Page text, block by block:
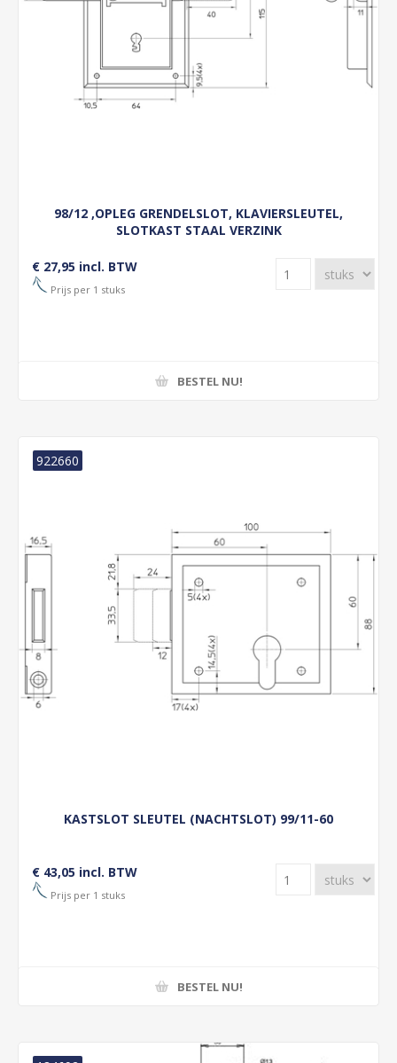
98/12 ,OPLEG GRENDELSLOT, KLAVIERSLEUTEL,
SLOTKAST STAAL VERZINK
€ 27,95 incl. BTW
Prijs per 1 stuks
BESTEL NU!
KASTSLOT SLEUTEL (NACHTSLOT) 99/11-60
922660
€ 43,05 incl. BTW
Prijs per 1 stuks
BESTEL NU!